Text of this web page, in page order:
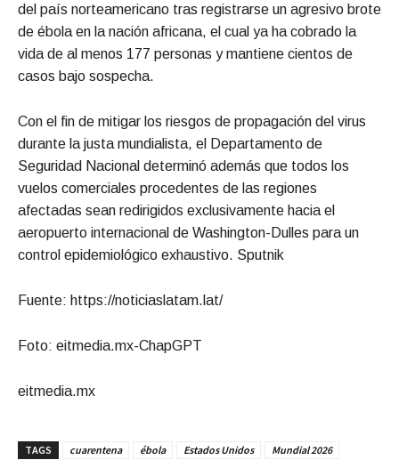
del país norteamericano tras registrarse un agresivo brote
de ébola en la nación africana, el cual ya ha cobrado la
vida de al menos 177 personas y mantiene cientos de
casos bajo sospecha.
Con el fin de mitigar los riesgos de propagación del virus
durante la justa mundialista, el Departamento de
Seguridad Nacional determinó además que todos los
vuelos comerciales procedentes de las regiones
afectadas sean redirigidos exclusivamente hacia el
aeropuerto internacional de Washington-Dulles para un
control epidemiológico exhaustivo. Sputnik
Fuente: https://noticiaslatam.lat/
Foto: eitmedia.mx-ChapGPT
eitmedia.mx
TAGS cuarentena ébola Estados Unidos
Mundial 2026